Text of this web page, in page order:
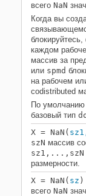
всего NaN
Когда вы
каждом
массив за
или spmd
на рабочем
codistributed
По
базовый тип
X = NaN(
szN массив
sz1,...,szN
размерности.
X = NaN( sz )
всего NaN